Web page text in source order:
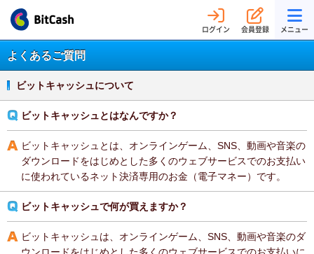
ログイン 会員登録 メニュー
よくあるご質問
ビットキャッシュについて
ビットキャッシュとはなんですか？
ビットキャッシュとは、オンラインゲーム、SNS、動画や音楽の
ダウンロードをはじめとした多くのウェブサービスでのお支払い
に使われているネット決済専用のお金（電子マネー）です。
ビットキャッシュで何が買えますか？
ビットキャッシュは、オンラインゲーム、SNS、動画や音楽のダ